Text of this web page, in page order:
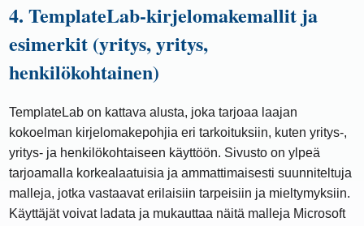
4. TemplateLab-kirjelomakemallit ja
esimerkit (yritys, yritys,
henkilökohtainen)
TemplateLab on kattava alusta, joka tarjoaa laajan
kokoelman kirjelomakepohjia eri tarkoituksiin, kuten yritys-,
yritys- ja henkilökohtaiseen käyttöön. Sivusto on ylpeä
tarjoamalla korkealaatuisia ja ammattimaisesti suunniteltuja
malleja, jotka vastaavat erilaisiin tarpeisiin ja mieltymyksiin.
Käyttäjät voivat ladata ja mukauttaa näitä malleja Microsoft